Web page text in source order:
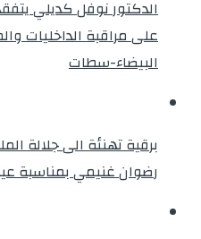
على مراقبة الداخليات
البيضاء-سطات
برقية تهنئة الى جلالة
رضوان غنيمي بمناسبة